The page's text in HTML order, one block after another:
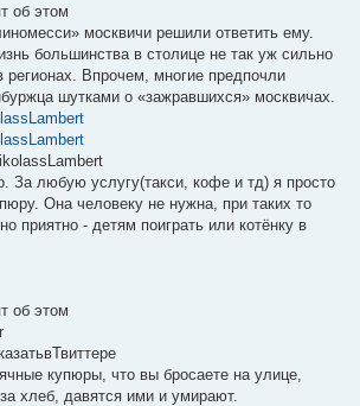
об этом
москвичи решили ответить ему.
большинства в столице не так уж сильно
регионах. Впрочем, многие предпочли
шутками о «зажравшихся» москвичах.
За любую услугу(такси, кофе и тд) я просто
Она человеку не нужна, при таких то
приятно - детям поиграть или котёнку в
об этом
купюры, что вы бросаете на улице,
хлеб, давятся ими и умирают.